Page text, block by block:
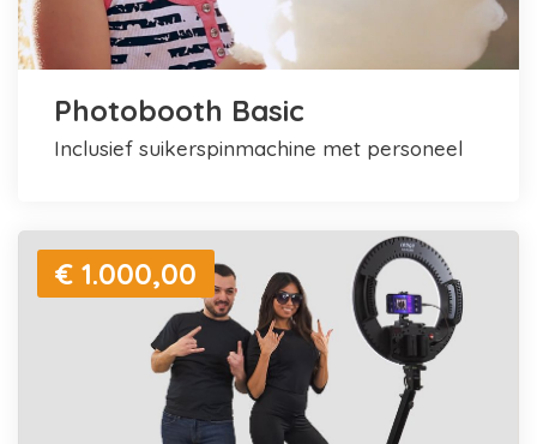
Photobooth Basic
inclusief suikerspinmachine met personeel
€ 1.000,00